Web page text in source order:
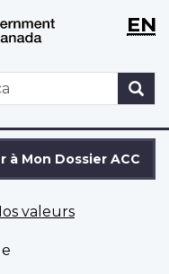
WxT
WxTEN
à Mon Dossier ACC
valeurs